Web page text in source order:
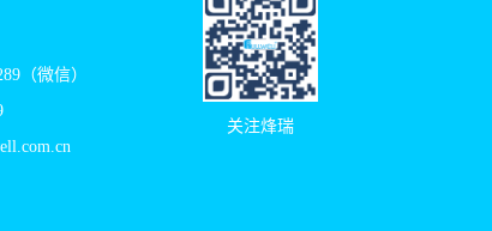
（微信）
关注烽瑞